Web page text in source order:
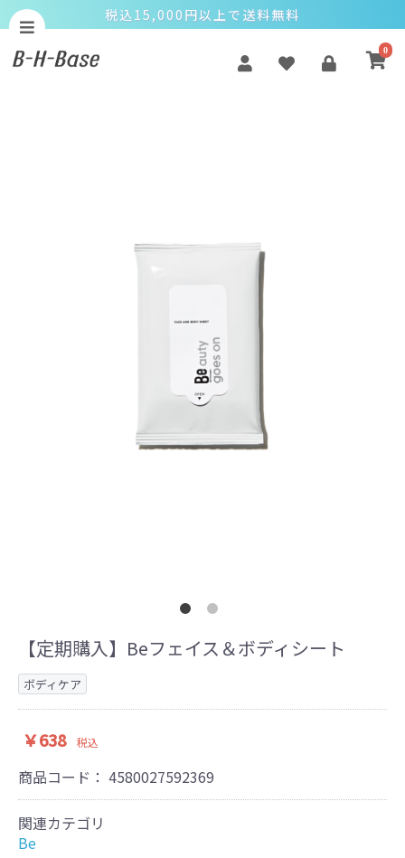
税込15,000円以上で送料無料
0
【定期購入】Beフェイス＆ボディシート
ボディケア
￥638 税込
商品コード： 4580027592369
関連カテゴリ
Be